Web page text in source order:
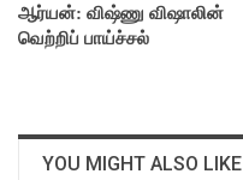
ஆர்யன்: விஷ்ணு விஷாலின்
வெற்றிப் பாய்ச்சல்
YOU MIGHT ALSO LIKE